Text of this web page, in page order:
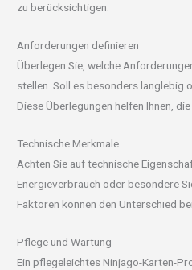
zu berücksichtigen.
Anforderungen definieren
Überlegen Sie, welche
stellen. Soll es besonders langlebig
Diese Überlegungen helfen Ihnen,
Technische Merkmale
Achten Sie auf technische
Energieverbrauch oder besondere
Faktoren können den Unterschied
Pflege und Wartung
Ein pflegeleichtes Ninjago-Karten-